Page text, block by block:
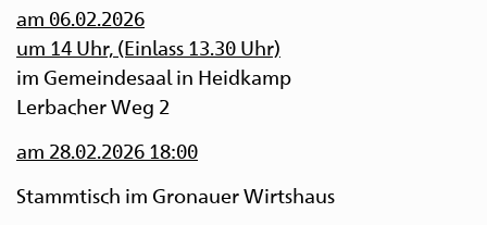
am 06.02.2026
um 14 Uhr, (Einlass 13.30 Uhr)
im Gemeindesaal in Heidkamp
Lerbacher Weg 2
am 28.02.2026 18:00
Stammtisch im Gronauer Wirtshaus